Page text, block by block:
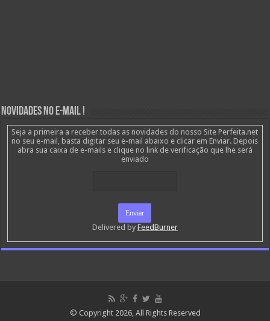
Novidades no E-mail !
Seja a primeira a receber todas as novidades do nosso Site Perfeita.net
no seu e-mail, basta digitar seu e-mail abaixo e clicar em Enviar. Depois
abra sua caixa de e-mails e clique no link de verificação que lhe será
enviado
Delivered by FeedBurner
© Copyright 2026, All Rights Reserved